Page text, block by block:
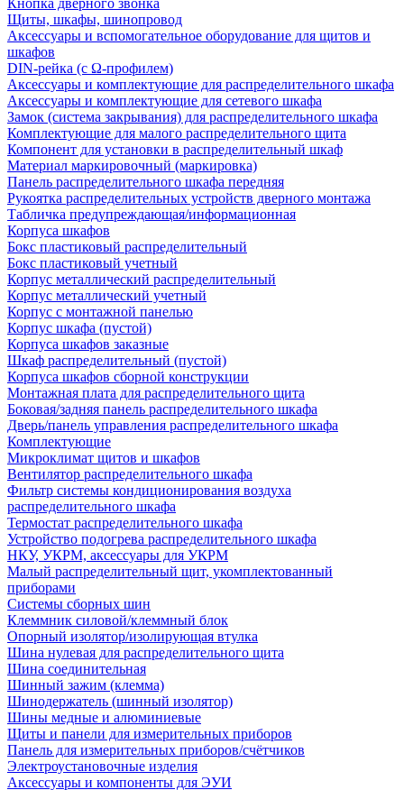
Кнопка дверного звонка
Щиты, шкафы, шинопровод
Аксессуары и вспомогательное оборудование для щитов и
шкафов
DIN-рейка (с Ω-профилем)
Аксессуары и комплектующие для распределительного шкафа
Аксессуары и комплектующие для сетевого шкафа
Замок (система закрывания) для распределительного шкафа
Комплектующие для малого распределительного щита
Компонент для установки в распределительный шкаф
Материал маркировочный (маркировка)
Панель распределительного шкафа передняя
Рукоятка распределительных устройств дверного монтажа
Табличка предупреждающая/информационная
Корпуса шкафов
Бокс пластиковый распределительный
Бокс пластиковый учетный
Корпус металлический распределительный
Корпус металлический учетный
Корпус с монтажной панелью
Корпус шкафа (пустой)
Корпуса шкафов заказные
Шкаф распределительный (пустой)
Корпуса шкафов сборной конструкции
Монтажная плата для распределительного щита
Боковая/задняя панель распределительного шкафа
Дверь/панель управления распределительного шкафа
Комплектующие
Микроклимат щитов и шкафов
Вентилятор распределительного шкафа
Фильтр системы кондиционирования воздуха
распределительного шкафа
Термостат распределительного шкафа
Устройство подогрева распределительного шкафа
НКУ, УКРМ, аксессуары для УКРМ
Малый распределительный щит, укомплектованный
приборами
Системы сборных шин
Клеммник силовой/клеммный блок
Опорный изолятор/изолирующая втулка
Шина нулевая для распределительного щита
Шина соединительная
Шинный зажим (клемма)
Шинодержатель (шинный изолятор)
Шины медные и алюминиевые
Щиты и панели для измерительных приборов
Панель для измерительных приборов/счётчиков
Электроустановочные изделия
Аксессуары и компоненты для ЭУИ